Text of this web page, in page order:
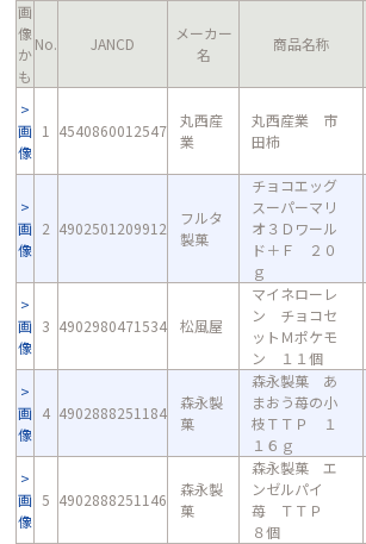
画
像
か
も
No. JANCD
メーカー
名
商品名称
画
像
1 4540860012547
丸西産
業
丸西産業 市
田柿
画
像
2 4902501209912
フルタ
製菓
チョコエッグ
スーパーマリ
オ３Ｄワール
ド＋Ｆ ２０
ｇ
画
像
3 4902980471534 松風屋
マイネローレ
ン チョコセ
ットＭポケモ
ン １１個
画
像
4 4902888251184
森永製
菓
森永製菓 あ
まおう苺の小
枝ＴＴＰ １
１６ｇ
画
像
5 4902888251146
森永製
菓
森永製菓 エ
ンゼルパイ
苺 ＴＴＰ
８個